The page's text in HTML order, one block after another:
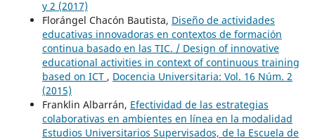
y 2 (2017)
Florángel Chacón Bautista, Diseño de actividades
educativas innovadoras en contextos de formación
continua basado en las TIC. / Design of innovative
educational activities in context of continuous training
based on ICT , Docencia Universitaria: Vol. 16 Núm. 2
(2015)
Franklin Albarrán, Efectividad de las estrategias
colaborativas en ambientes en línea en la modalidad
Estudios Universitarios Supervisados, de la Escuela de